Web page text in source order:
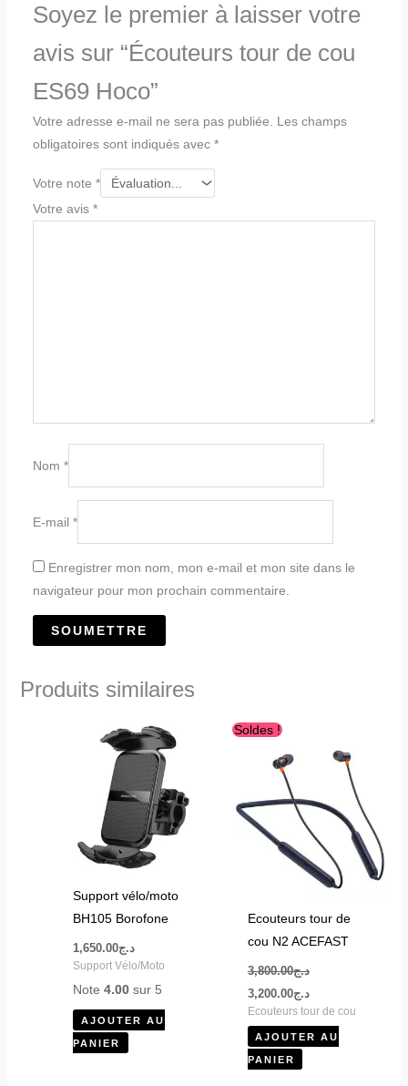
Soyez le premier à laisser votre
avis sur “Écouteurs tour de cou
ES69 Hoco”
Votre adresse e-mail ne sera pas publiée.
Les champs
obligatoires sont indiqués avec *
Votre note *
Votre avis *
Nom *
E-mail *
Enregistrer mon nom, mon e-mail et mon site dans le
navigateur pour mon prochain commentaire.
Produits similaires
Support vélo/moto
BH105 Borofone
د.ج1,650.00
Support Vélo/Moto
Note4.00 sur 5
AJOUTER AU
PANIER
Soldes !
Ecouteurs tour de
cou N2 ACEFAST
د.ج3,800.00
Le
prix
était :
د.ج3,200.00
actuel
Ecouteurs tour de cou
AJOUTER AU
PANIER